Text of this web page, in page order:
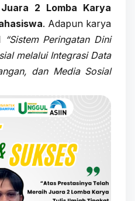
Juara 2 Lomba Karya
. Adapun karya
“Sistem Peringatan Dini
melalui Integrasi Data
dan Media Sosial